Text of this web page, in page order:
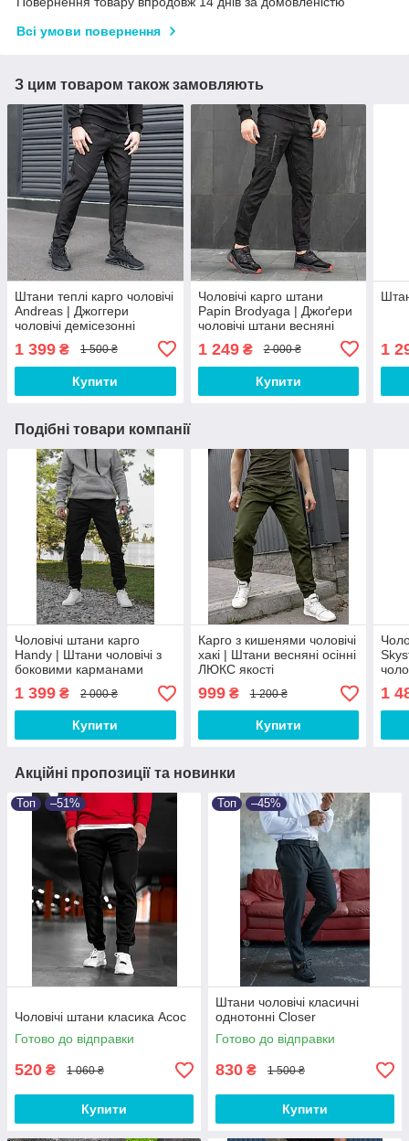
Всі умови повернення
З цим товаром також замовляють
Штани теплі карго чоловічі
Andreas | Джоггери
чоловічі демісезонні
1 399 ₴ 1 500 ₴
Купити
Чоловічі карго штани
Papin Brodyaga | Джоґери
чоловічі штани весняні
1 249₴ 2 000 ₴
Купити
1
Подібні товари компанії
Чоловічі штани карго
Handy | Штани чоловічі з
боковими карманами
1 399 ₴ 2 000 ₴
Купити
Карго з кишенями чоловічі
хакі | Штани весняні осінні
ЛЮКС якості
999₴ 1 200 ₴
Купити
1
Акційні пропозиції та новинки
Топ –51%
Чоловічі штани класика Асос
Готово до відправки
520 ₴ 1 060 ₴
Купити
Топ –45%
Штани чоловічі класичні
однотонні Closer
Готово до відправки
830 ₴ 1 500 ₴
Купити